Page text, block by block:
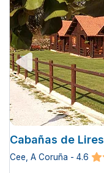
Cabañas de Lires
Cee, A Coruña - 4.6